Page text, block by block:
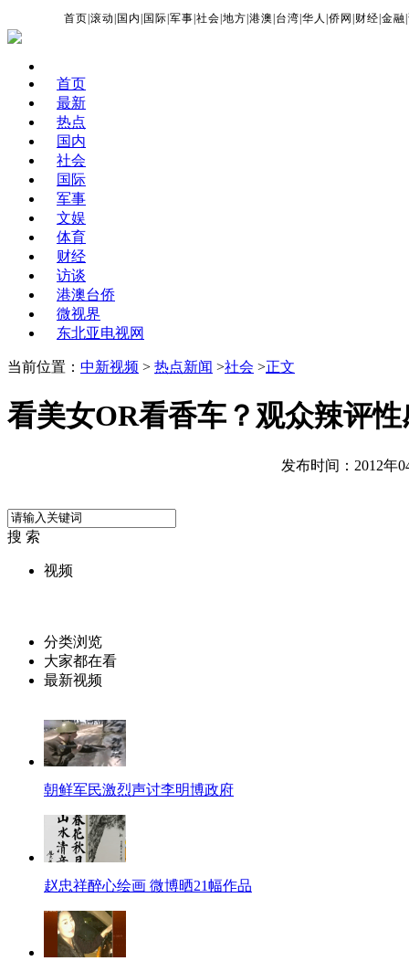
首页 |滚动 国内 国际 |军事 |社会 |地方 |港澳 台湾 |华人 |侨网 财经 |金融 |
首页
最新
热点
国内
社会
国际
军事
文娱
体育
财经
访谈
港澳台侨
微视界
东北亚电视网
当前位置： 中新视频 > 热点新闻 >社会 >正文
看美女OR看香车？观众辣评
发布时间：2012年
搜 索
视频
分类浏览
大家都在看
最新视频
朝鲜军民激烈声讨李明博政府
赵忠祥醉心绘画 微博晒21幅作品